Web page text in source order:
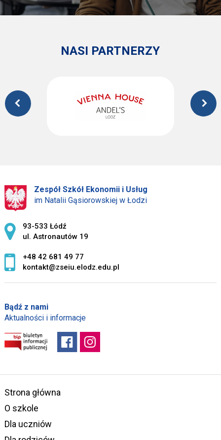
NASI PARTNERZY
Zespół Szkół Ekonomii i Usług
im Natalii Gąsiorowskiej w Łodzi
Adres pocztowy:
93-533 Łódź
ul. Astronautów 19
+48 42 681 49 77
kontakt@zseiu.elodz.edu.pl
Bądź z nami
Aktualności i informacje
Strona główna
O szkole
Dla uczniów